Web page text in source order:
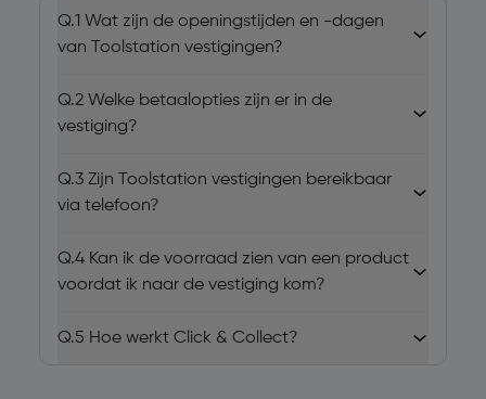
Q.1 Wat zijn de openingstijden en -dagen
van Toolstation vestigingen?
Q.2 Welke betaalopties zijn er in de
vestiging?
Q.3 Zijn Toolstation vestigingen bereikbaar
via telefoon?
Q.4 Kan ik de voorraad zien van een product
voordat ik naar de vestiging kom?
Q.5 Hoe werkt Click & Collect?